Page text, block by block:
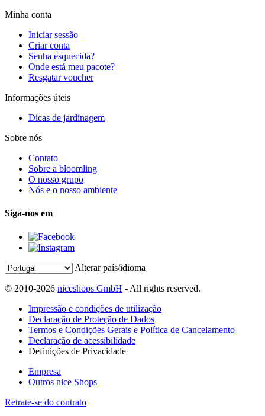
Minha conta
Iniciar sessão
Criar conta
Senha esquecida?
Onde está meu pacote?
Resgatar voucher
Informações úteis
Dicas de jardinagem
Sobre nós
Contato
Sobre a bloomling
O nosso grupo
Nós e o nosso ambiente
Siga-nos em
Alterar país/idioma
© 2010-2026 niceshops GmbH - All rights reserved.
Impressão e condições de utilização
Declaração de Proteção de Dados
Termos e Condições Gerais e Política de Cancelamento
Declaração de acessibilidade
Definições de Privacidade
Empresa
Outros nice Shops
Retrate-se do contrato